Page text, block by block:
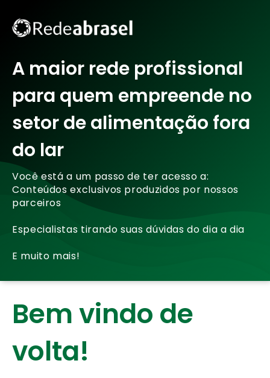
A maior rede profissional
para quem empreende no
setor de alimentação fora
do lar
Você está a um passo de ter acesso a:
Conteúdos exclusivos produzidos por nossos
parceiros
Especialistas tirando suas dúvidas do dia a dia
E muito mais!
Bem vindo de
volta!